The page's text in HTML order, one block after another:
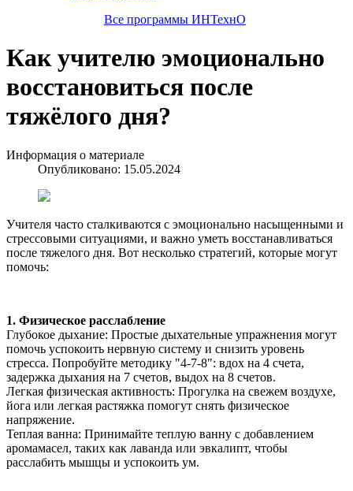
Все программы ИНТехнО
Как учителю эмоционально
восстановиться после
тяжёлого дня?
Информация о материале
Опубликовано: 15.05.2024
Учителя часто сталкиваются с эмоционально насыщенными и
стрессовыми ситуациями, и важно уметь восстанавливаться
после тяжелого дня. Вот несколько стратегий, которые могут
помочь:
1. Физическое расслабление
Глубокое дыхание: Простые дыхательные упражнения могут
помочь успокоить нервную систему и снизить уровень
стресса. Попробуйте методику "4-7-8": вдох на 4 счета,
задержка дыхания на 7 счетов, выдох на 8 счетов.
Легкая физическая активность: Прогулка на свежем воздухе,
йога или легкая растяжка помогут снять физическое
напряжение.
Теплая ванна: Принимайте теплую ванну с добавлением
аромамасел, таких как лаванда или эвкалипт, чтобы
расслабить мышцы и успокоить ум.